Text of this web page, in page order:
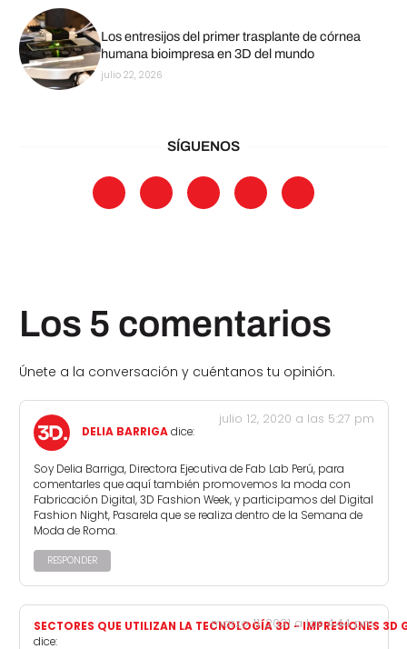
Los entresijos del primer trasplante de córnea
humana bioimpresa en 3D del mundo
julio 22, 2026
SÍGUENOS
Los 5 comentarios
Únete a la conversación y cuéntanos tu opinión.
DELIA BARRIGA dice:
julio 12, 2020 a las 5:27 pm
Soy Delia Barriga, Directora Ejecutiva de Fab Lab Perú, para
comentarles que aquí también promovemos la moda con
Fabricación Digital, 3D Fashion Week, y participamos del Digital
Fashion Night, Pasarela que se realiza dentro de la Semana de
Moda de Roma.
RESPONDER
SECTORES QUE UTILIZAN LA TECNOLOGÍA 3D - IMPRESIONES 3D
dice:
marzo 11, 2021 a las 4:44 pm